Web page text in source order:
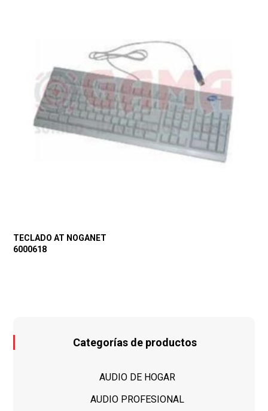
TECLADO AT NOGANET
6000618
Categorías de productos
AUDIO DE HOGAR
AUDIO PROFESIONAL